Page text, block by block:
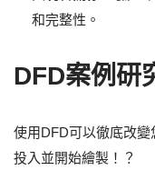
和完整性。
DFD案例研
使用DFD可以徹底改
投入並開始繪製！？